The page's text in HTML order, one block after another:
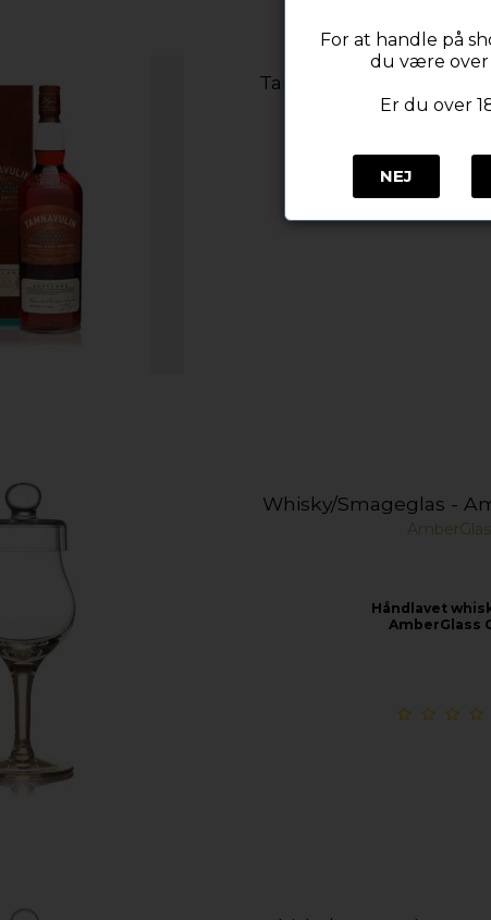
Tamnavulin Sherry
70 cl.
Whisky/Smageglas -
Håndlavet
AmberGlass
For at handle på
du være over
Er du over
NEJ